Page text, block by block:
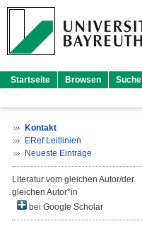
Startseite Browsen Suche
Kontakt
ERef Leitlinien
Neueste Einträge
Literatur vom gleichen Autor/der
gleichen Autor*in
bei Google Scholar